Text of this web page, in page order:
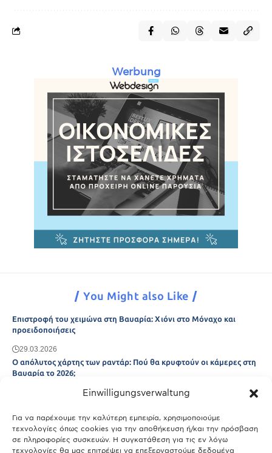
Einwilligungsverwaltung
Για να παρέχουμε την καλύτερη εμπειρία, χρησιμοποιούμε
τεχνολογίες όπως cookies για την αποθήκευση ή/και την πρόσβαση
σε πληροφορίες συσκευών. Η συγκατάθεση για τις εν λόγω
τεχνολογίες θα μας επιτρέψει να επεξεργαστούμε δεδομένα
Werbung
You Might also Like
Επιστροφή του χειμώνα στη Βαυαρία: Χιόνι στο Μόναχο και
προειδοποιήσεις
29.03.2026
Ο απόλυτος χάρτης των ραντάρ: Πού θα κρυφτούν οι κάμερες στη
Βαυαρία το 2026;
Μόναχο;
25.03.2026
Θύελλα χτυπά το Μόναχο: Κίνδυνος από τους ισχυρούς ανέμους